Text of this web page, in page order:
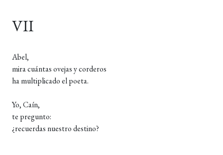
VII
Abel,
mira cuántas ovejas y corderos
ha multiplicado el poeta.
Yo, Caín,
te pregunto:
¿recuerdas nuestro destino?